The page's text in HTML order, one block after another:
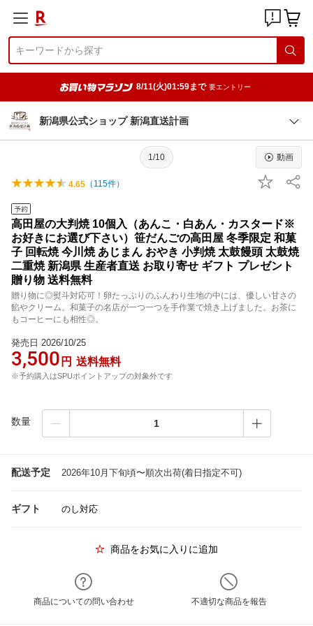
8/11(火)01:59まで 要エントリー
新潟県公式ショップ 新潟直送計画
1/10 動画
4.65 （ 115件）
高田屋の大判焼 10個入（あんこ・白あん・カスタード※
お好きにお選び下さい）笹だんごの高田屋 冬季限定 和菓
子 回転焼 今川焼 あじまん おやき 小判焼 太鼓饅頭 太鼓焼
二重焼 新潟県 生産者直送 お取り寄せ ギフト プレゼント
贈り物 送料無料
贈り物に◎熨斗対応可！卵たっぷりのふんわり生地の中には、優しい甘さの
餡やクリーム。和菓子の名店が一つ一つを手作業で焼き上げました。お茶に
もコーヒーにも相性◎。
発売日 2026/10/25
3,500 円 送料無料
※予約購入はSPUポイントアップの対象外です
数量
配送予定 2026年10月下旬頃〜順次出荷(着日指定不可)
ギフト のし対応
商品をお気に入りに追加
商品についての問い合わせ 不適切な商品を報告